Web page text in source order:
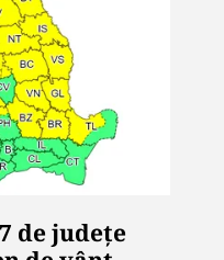
de judeţe